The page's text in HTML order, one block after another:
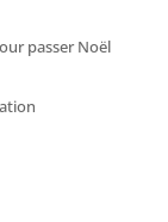
passer Noël